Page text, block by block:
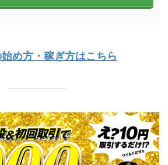
め方・稼ぎ方はこちら